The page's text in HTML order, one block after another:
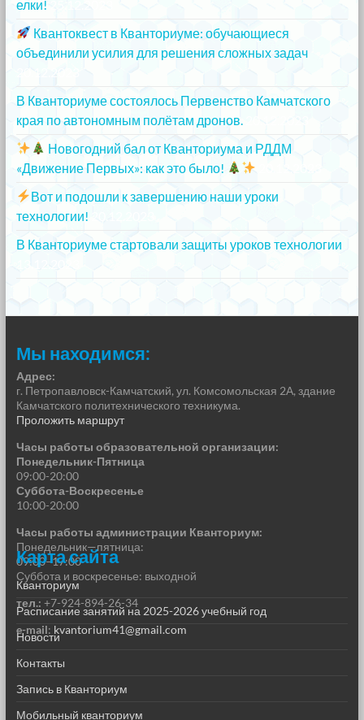
елки!
Квантоквест в Кванториуме: обучающиеся
объединили усилия для решения сложных задач
В Кванториуме состоялось Первенство Камчатского
края по автономным полётам дронов.
Новогодний бал от Кванториума и РДДМ
«Движение Первых»: как это было!
Вот и подошли к завершению наши уроки
технологии!
В Кванториуме стартовали защиты уроков технологии
Мы находимся:
Адрес:
г. Петропавловск-Камчатский, ул. Комсомольская 2А, здание
Камчатского политехнического техникума.
Проложить маршрут
Часы работы образовательной организации:
Понедельник-Пятница
09:00-20:00
Суббота-Воскресенье
10:00-20:00
Часы работы администрации Кванториум:
Понедельник—пятница:
09:00–17:00
Суббота и воскресенье: выходной
тел.: +7-924-894-26-34
e-mail: kvantorium41@gmail.com
Карта сайта
Кванториум
Расписание занятий на 2025-2026 учебный год
Новости
Контакты
Запись в Кванториум
Мобильный кванториум